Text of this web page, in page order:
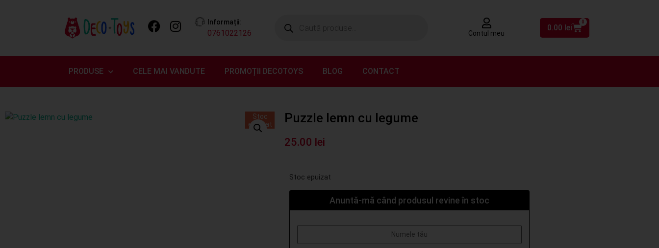
Informații:
0761022126 Contul meu
0.00 lei
0
PRODUSE CELE MAI VANDUTE PROMOȚII DECOTOYS BLOG CONTACT
Stoc
epuizat
Puzzle lemn cu legume
25.00 lei
Stoc epuizat
Anuntă-mă când produsul revine în stoc